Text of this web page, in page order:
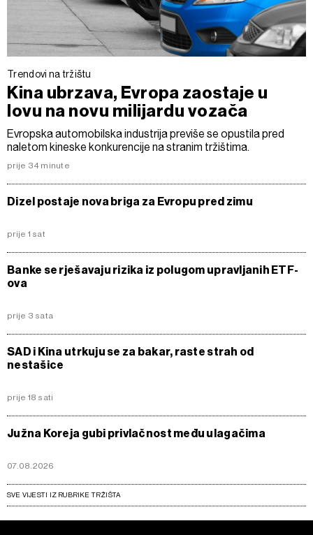
Trendovi na tržištu
Kina ubrzava, Evropa zaostaje u
lovu na novu milijardu vozača
Evropska automobilska industrija previše se opustila pred
naletom kineske konkurencije na stranim tržištima.
prije 34 minute
Dizel postaje nova briga za Evropu pred zimu
prije 1 sat
Banke se rješavaju rizika iz polugom upravljanih ETF-
ova
prije 3 sata
SAD i Kina utrkuju se za bakar, raste strah od
nestašice
prije 18 sati
Južna Koreja gubi privlačnost među ulagačima
07.08.2026
SVE VIJESTI IZ RUBRIKE TRŽIŠTA